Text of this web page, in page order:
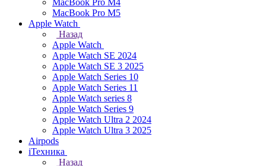
MacBook Pro M4
MacBook Pro M5
Apple Watch
Назад
Apple Watch
Apple Watch SE 2024
Apple Watch SE 3 2025
Apple Watch Series 10
Apple Watch Series 11
Apple Watch series 8
Apple Watch Series 9
Apple Watch Ultra 2 2024
Apple Watch Ultra 3 2025
Airpods
iТехника
Назад